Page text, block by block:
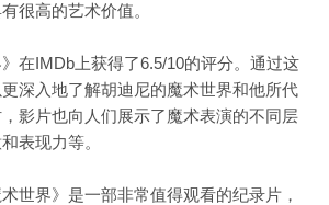
很高的艺术价值。
》在IMDb上获得了6.5/10的评分。通过这
深入地了解胡迪尼的魔术世界和他所代
影片也向人们展示了魔术表演的不同层
表现力等。
世界》是一部非常值得观看的纪录片，